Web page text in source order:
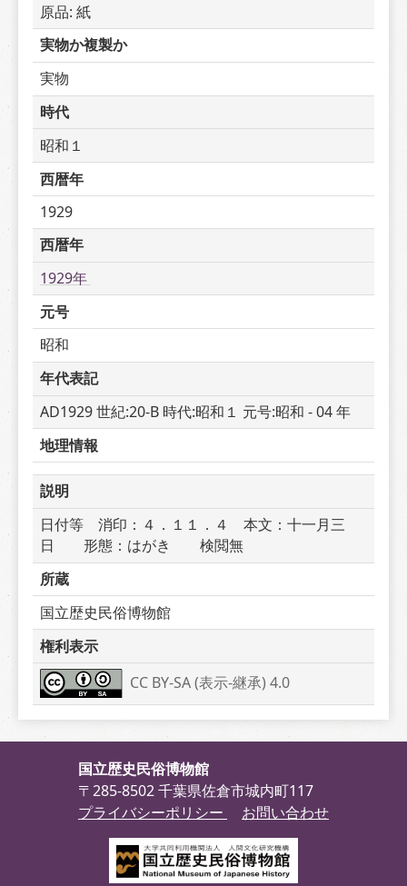
原品: 紙
実物か複製か
実物
時代
昭和１
西暦年
1929
西暦年
1929年
元号
昭和
年代表記
AD1929 世紀:20-B 時代:昭和１ 元号:昭和 - 04 年
地理情報
説明
日付等　消印：４．１１．４　本文：十一月三
日　　形態：はがき　　検閲無
所蔵
国立歴史民俗博物館
権利表示
CC BY-SA (表示-継承) 4.0
国立歴史民俗博物館
〒285-8502 千葉県佐倉市城内町117
プライバシーポリシー
お問い合わせ